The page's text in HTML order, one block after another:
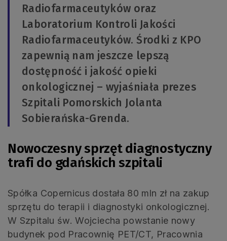
Radiofarmaceutyków oraz
Laboratorium Kontroli Jakości
Radiofarmaceutyków. Środki z KPO
zapewnią nam jeszcze lepszą
dostępność i jakość opieki
onkologicznej – wyjaśniała prezes
Szpitali Pomorskich Jolanta
Sobierańska-Grenda.
Nowoczesny sprzęt diagnostyczny
trafi do gdańskich szpitali
Spółka Copernicus dostała 80 mln zł na zakup
sprzętu do terapii i diagnostyki onkologicznej.
W Szpitalu św. Wojciecha powstanie nowy
budynek pod Pracownię PET/CT, Pracownia